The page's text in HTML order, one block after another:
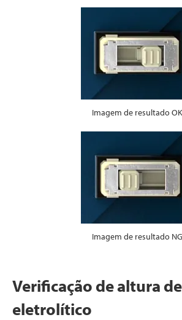
Imagem de resultado OK
Imagem de resultado NG
Verificação de altura
eletrolítico